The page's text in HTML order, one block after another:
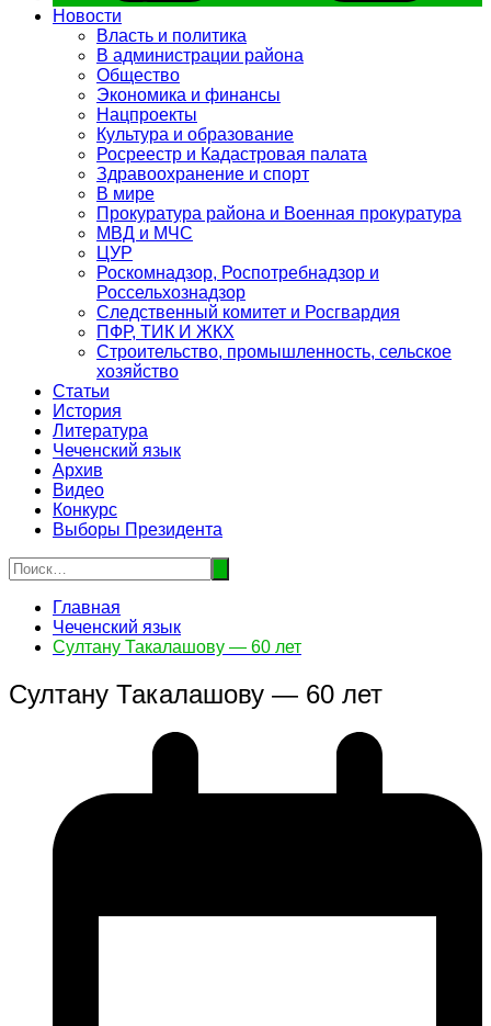
Новости
Власть и политика
В администрации района
Общество
Экономика и финансы
Нацпроекты
Культура и образование
Росреестр и Кадастровая палата
Здравоохранение и спорт
В мире
Прокуратура района и Военная прокуратура
МВД и МЧС
ЦУР
Роскомнадзор, Роспотребнадзор и
Россельхознадзор
Следственный комитет и Росгвардия
ПФР, ТИК И ЖКХ
Строительство, промышленность, сельское
хозяйство
Статьи
История
Литература
Чеченский язык
Архив
Видео
Конкурс
Выборы Президента
Главная
Чеченский язык
Султану Такалашову — 60 лет
Султану Такалашову — 60 лет